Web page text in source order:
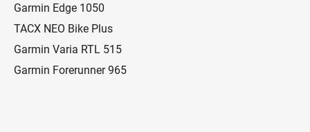
Garmin Edge 1050
TACX NEO Bike Plus
Garmin Varia RTL 515
Garmin Forerunner 965